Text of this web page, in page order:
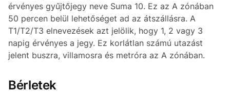
érvényes gyűjtőjegy neve Suma 10. Ez az A zónában
50 percen belül lehetőséget ad az átszállásra. A
T1/T2/T3 elnevezések azt jelölik, hogy 1, 2 vagy 3
napig érvényes a jegy. Ez korlátlan számú utazást
jelent buszra, villamosra és metróra az A zónában.
Bérletek